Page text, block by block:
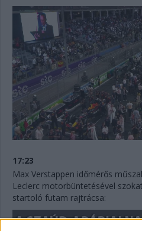
17:23
Max Verstappen időmérős
Leclerc motorbüntetésével
startoló futam rajtrácsa: